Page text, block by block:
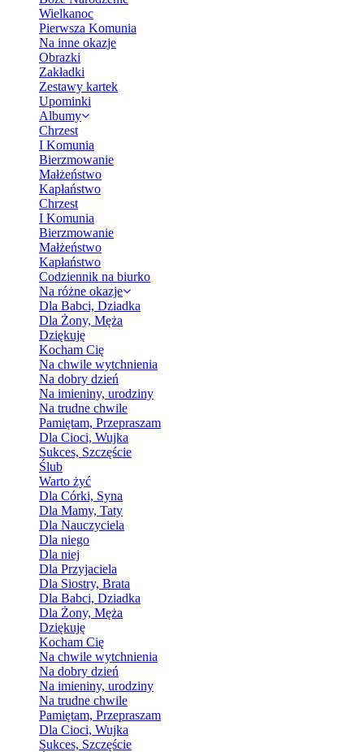
Wielkanoc
Pierwsza Komunia
Na inne okazje
Obrazki
Zakładki
Zestawy kartek
Upominki
Albumy
Chrzest
I Komunia
Bierzmowanie
Małżeństwo
Kapłaństwo
Chrzest
I Komunia
Bierzmowanie
Małżeństwo
Kapłaństwo
Codziennik na biurko
Na różne okazje
Dla Babci, Dziadka
Dla Żony, Męża
Dziękuję
Kocham Cię
Na chwile wytchnienia
Na dobry dzień
Na imieniny, urodziny
Na trudne chwile
Pamiętam, Przepraszam
Dla Cioci, Wujka
Sukces, Szczęście
Ślub
Warto żyć
Dla Córki, Syna
Dla Mamy, Taty
Dla Nauczyciela
Dla niego
Dla niej
Dla Przyjaciela
Dla Siostry, Brata
Dla Babci, Dziadka
Dla Żony, Męża
Dziękuję
Kocham Cię
Na chwile wytchnienia
Na dobry dzień
Na imieniny, urodziny
Na trudne chwile
Pamiętam, Przepraszam
Dla Cioci, Wujka
Sukces, Szczęście